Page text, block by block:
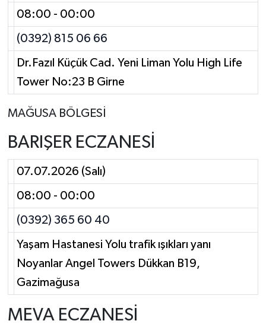
08:00 - 00:00
(0392) 815 06 66
Dr.Fazıl Küçük Cad. Yeni Liman Yolu High Life
Tower No:23 B Girne
MAĞUSA BÖLGESİ
BARIŞER ECZANESİ
07.07.2026 (Salı)
08:00 - 00:00
(0392) 365 60 40
Yaşam Hastanesi Yolu trafik ışıkları yanı
Noyanlar Angel Towers Dükkan B19,
Gazimağusa
MEVA ECZANESİ